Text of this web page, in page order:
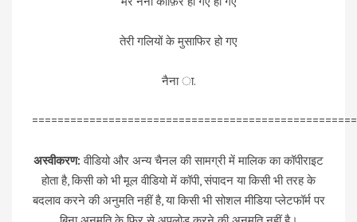
तेरी गलियों के मुसाफिर हो गए
नैना ा.
अस्वीकरण: वीडियो और अन्य चैनल की सामग्री में मालिक का कॉपीराइट
होता है, किसी को भी मूल वीडियो में कॉपी, संपादन या किसी भी तरह के
बदलाव करने की अनुमति नहीं है, या किसी भी सोशल मीडिया प्लेटफॉर्म पर